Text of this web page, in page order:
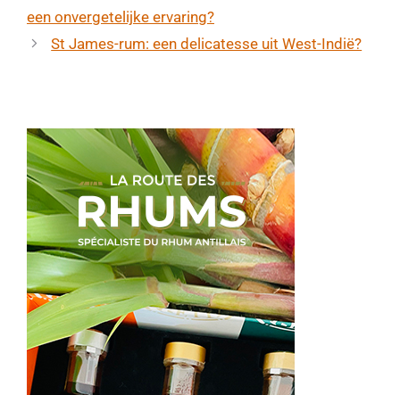
een onvergetelijke ervaring?
St James-rum: een delicatesse uit West-Indië?